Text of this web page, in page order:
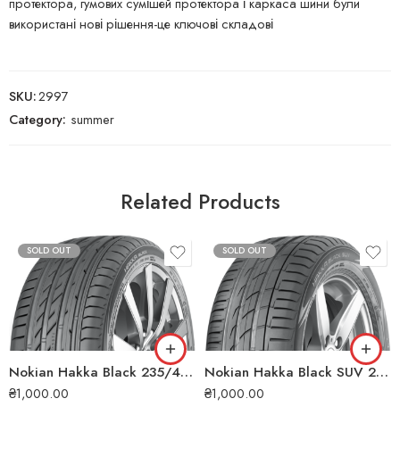
використані нові рішення-це ключові складові
SKU:2997
Category: summer
Related Products
SOLD OUT
Nokian Hakka Black 235/45 R18 98W XL літня шина
₴1,000.00
SOLD OUT
Nokian Hakka Black SUV 275/60 R20 115V літня шина
₴1,000.00